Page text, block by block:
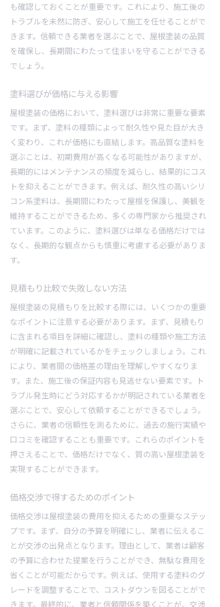
相場を基にした業者選びのコツ
価格帯と目的に合った塗料選択
屋根塗装業者の選び方のポイント
価格交渉で得られるメリット
屋根塗装費用を抑えるためのコツ
塗料選びでコストを削減する方法
見積もりで注意したい価格要素
DIYのメリットとデメリット
季節を選んで価格を抑えるテクニック
業者選びで得られる価格メリット
保証期間の選択で維持費を節約
賢く選ぶ屋根塗装の価格ガイド
屋根塗装の価格予算を立てる方法
価格に見合った業者の選び方
保証内容を確認する重要性
価格と品質を兼ね備えた選択
屋根塗装価格を比較し賢く選ぶ
複数の見積もりで価格を比較する利点
価格交渉で得られる最大の利点
信頼できる業者か見極める方法
価格と品質を両立する選び方
保証を含めた総額評価の重要性
も確認しておくことが重要です。これにより、施工後の
トラブルを未然に防ぎ、安心して施工を任せることがで
きます。信頼できる業者を選ぶことで、屋根塗装の品質
を確保し、長期間にわたって住まいを守ることができる
でしょう。
塗料選びが価格に与える影響
屋根塗装の価格において、塗料選びは非常に重要な要素
です。まず、塗料の種類によって耐久性や見た目が大き
く変わり、これが価格にも直結します。高品質な塗料を
選ぶことは、初期費用が高くなる可能性がありますが、
長期的にはメンテナンスの頻度を減らし、結果的にコス
トを抑えることができます。例えば、耐久性の高いシリ
コン系塗料は、長期間にわたって屋根を保護し、美観を
維持することができるため、多くの専門家から推奨され
ています。このように、塗料選びは単なる価格だけでは
なく、長期的な観点からも慎重に考慮する必要がありま
す。
見積もり比較で失敗しない方法
屋根塗装の見積もりを比較する際には、いくつかの重要
なポイントに注意する必要があります。まず、見積もり
に含まれる項目を詳細に確認し、塗料の種類や施工方法
が明確に記載されているかをチェックしましょう。これ
により、業者間の価格差の理由を理解しやすくなりま
す。また、施工後の保証内容も見逃せない要素です。ト
ラブル発生時にどう対応するかが明記されている業者を
選ぶことで、安心して依頼することができるでしょう。
さらに、業者の信頼性を測るために、過去の施行実績や
口コミを確認することも重要です。これらのポイントを
押さえることで、価格だけでなく、質の高い屋根塗装を
実現することができます。
価格交渉で得するためのポイント
価格交渉は屋根塗装の費用を抑えるための重要なステッ
プです。まず、自分の予算を明確にし、業者に伝えるこ
とが交渉の出発点となります。理由として、業者は顧客
の予算に合わせた提案を行うことができ、無駄な費用を
省くことが可能だからです。例えば、使用する塗料のグ
レードを調整することで、コストダウンを図ることがで
きます。最終的に、業者と信頼関係を築くことが、交渉